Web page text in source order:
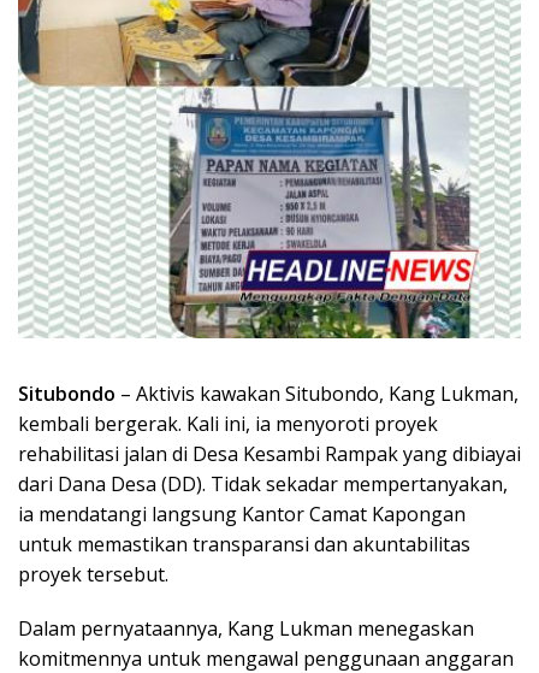
Situbondo – Aktivis kawakan Situbondo, Kang Lukman,
kembali bergerak. Kali ini, ia menyoroti proyek
rehabilitasi jalan di Desa Kesambi Rampak yang dibiayai
dari Dana Desa (DD). Tidak sekadar mempertanyakan,
ia mendatangi langsung Kantor Camat Kapongan
untuk memastikan transparansi dan akuntabilitas
proyek tersebut.
Dalam pernyataannya, Kang Lukman menegaskan
komitmennya untuk mengawal penggunaan anggaran